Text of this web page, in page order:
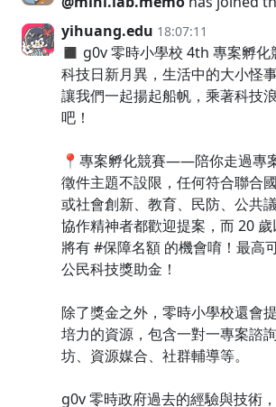
yihuang.edu 18:07:11
◼︎ g0v 零時小學校 4th 專案孵化
科技日新月異，生活中的大小怪
讓我們一起揚起船帆，乘著科技
吧！
📍專案孵化競賽——陪你走過專
徵件主題不設限，任何符合聯合
或社會創新、教育、民防、公共
協作精神者都歡迎提案，而 20
將有 #保障名額 的機會唷！最高
公民科技獎助金！
除了獎金之外，零時小學校還會
培力的資源，包含一對一專案諮
坊、資源媒合、社群輔導等。
g0v 零時政府過去的經驗與技術